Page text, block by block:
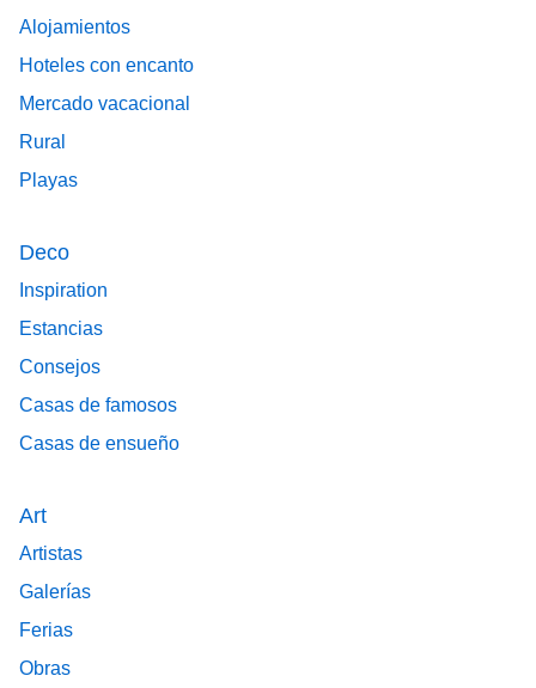
Alojamientos
Hoteles con encanto
Mercado vacacional
Rural
Playas
Deco
Inspiration
Estancias
Consejos
Casas de famosos
Casas de ensueño
Art
Artistas
Galerías
Ferias
Obras